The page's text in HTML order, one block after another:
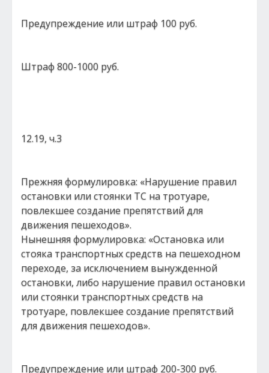
Предупреждение или штраф 100 руб.
Штраф 800-1000 руб.
12.19, ч.3
Прежняя формулировка: «Нарушение правил
остановки или стоянки ТС на тротуаре,
повлекшее создание препятствий для
движения пешеходов».
Нынешняя формулировка: «Остановка или
стояка транспортных средств на пешеходном
переходе, за исключением вынужденной
остановки, либо нарушение правил остановки
или стоянки транспортных средств на
тротуаре, повлекшее создание препятствий
для движения пешеходов».
Предупреждение или штраф 200-300 руб.